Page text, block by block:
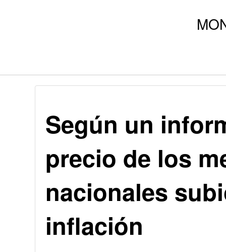
Según un
precio de los
nacionales
inflación